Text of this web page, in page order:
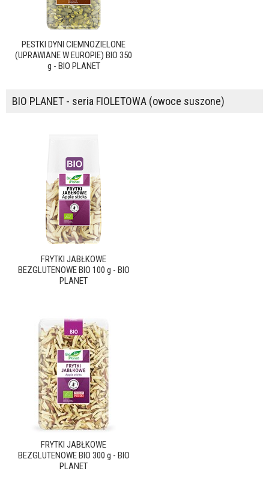
PESTKI DYNI CIEMNOZIELONE
(UPRAWIANE W EUROPIE) BIO 350
g - BIO PLANET
BIO PLANET - seria FIOLETOWA (owoce suszone)
FRYTKI JABŁKOWE
BEZGLUTENOWE BIO 100 g - BIO
PLANET
FRYTKI JABŁKOWE
BEZGLUTENOWE BIO 300 g - BIO
PLANET